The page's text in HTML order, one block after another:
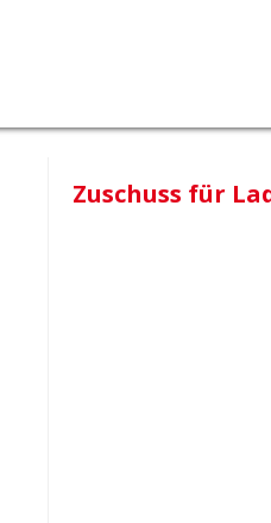
Zuschuss für